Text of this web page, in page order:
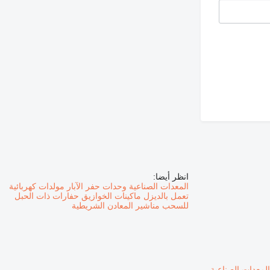
انظر أيضا:
المعدات الصناعية وحدات حفر الآبار مولدات كهربائية
تعمل بالديزل ماكينات الخوازيق حفارات ذات الحبل
للسحب مناشير المعادن الشريطية